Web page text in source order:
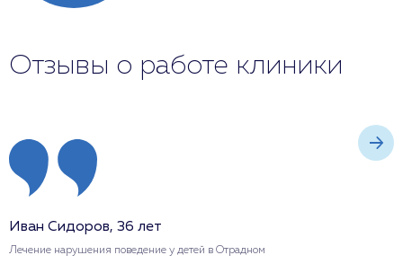
Отзывы о работе клиники
Иван Сидоров, 36 лет
Лечение нарушения поведение у детей в Отрадном